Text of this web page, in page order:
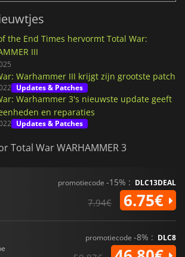
the End Times hervormt Total War:
III
Warhammer III krijgt zijn grootste patch
Updates & Patches
Warhammer 3's nieuwste update geeft
en reparaties
Updates & Patches
Total War WARHAMMER 3
promotiecode -15% : DLC13DEAL
7.94€ 6.75€
promotiecode -8% : DLC8